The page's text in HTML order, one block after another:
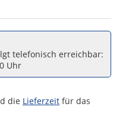
telefonisch erreichbar:
Uhr
die Lieferzeit für das